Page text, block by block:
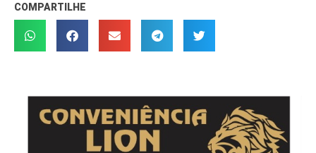
COMPARTILHE